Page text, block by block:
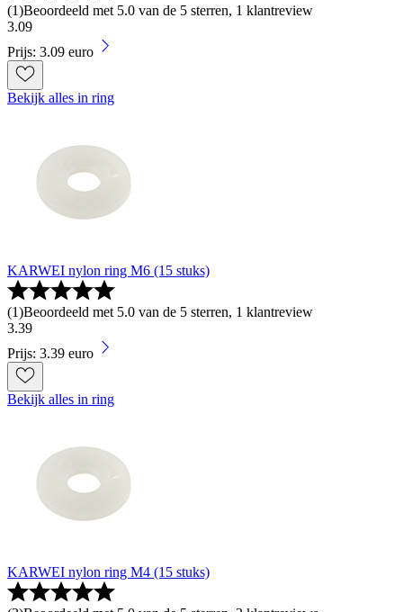
(1)Beoordeeld met 5.0 van de 5 sterren, 1 klantreview
3.09
Prijs: 3.09 euro
Bekijk alles in ring
KARWEI nylon ring M6 (15 stuks)
(1)Beoordeeld met 5.0 van de 5 sterren, 1 klantreview
3.39
Prijs: 3.39 euro
Bekijk alles in ring
KARWEI nylon ring M4 (15 stuks)